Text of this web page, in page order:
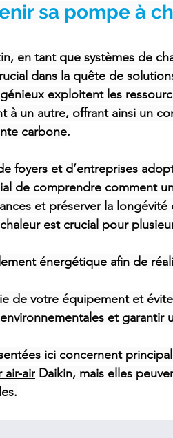
sa pompe à
en tant que systèmes de
dans la quête de
exploitent les
à un autre, offrant ainsi un
carbone.
foyers et d’entreprises
de comprendre comment
et préserver la longévité
est crucial pour
énergétique afin de
de votre équipement et
et
ici concernent
air-air Daikin, mais elles